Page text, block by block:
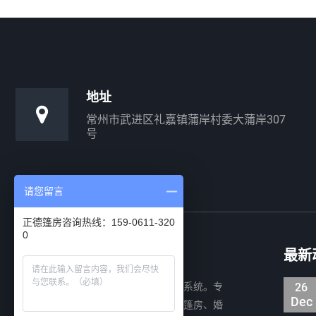
地址
常州市武进区礼嘉镇蒲岸村委大蒲岸307
号
关于正德
正德篷房公司专注装配式移动建筑系统。专
业设计、制造及销售装配式铝合金仓储篷房、婚
最新
26
Dec
请您留言
正德篷房咨询热线：159-0611-320
0